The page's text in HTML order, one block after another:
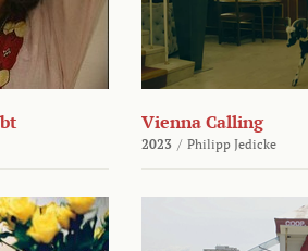
Vienna Calling
2023 / Philipp Jedicke